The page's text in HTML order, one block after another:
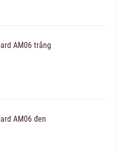
AM06 trắng
AM06 đen